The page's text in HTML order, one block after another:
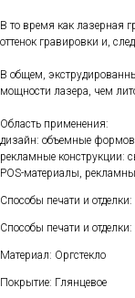
В то время как лазерная
оттенок гравировки и,
В общем,
мощности лазера, чем
Область применения:
дизайн: объемные
рекламные конструкции:
POS-материалы,
Способы печати и отделки:
Способы печати и
Материал: Оргстекло
Покрытие: Глянцевое